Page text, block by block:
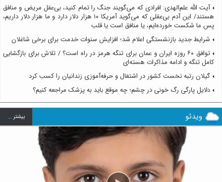
آیت الله علم‌الهدی: افرادی که می‌گویند جنگ را تمام کنید، بی‌عقل مریض و منافق
هستند/ این آدم بی‌عقلی که می‌گوید آمریکا ۱۰ هزار دلار دارد و ما هزار دلار داریم،
پس ما شکست خورده‌ایم، یا منافق است یا قلب
شرایط جدید بازنشستگی اعلام شد؛ افزایش سنوات خدمت برای برخی شاغلان
توافق ۶۰ روزه ایران و عمان برای تنگه هرمز در راه است؟ / تلاش برای بازگشایی
کامل تنگه و ادامه مذاکرات هسته‌ای
گیلان رتبه نخست کشور در اشتغال و حرفه‌آموزی زندانیان را کسب کرد
دلایل پارگی رگ خونی در چشم؛ چه موقع باید به پزشک مراجعه کنیم؟
ویدئو بيشتر ...